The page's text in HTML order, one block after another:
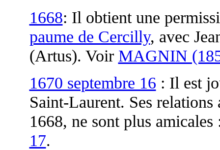
1668: Il obtient une
paume de Cercilly, avec
(Artus). Voir MAGNIN
1670 septembre 16 : Il est
Saint-Laurent. Ses relations
1668, ne sont plus
17.